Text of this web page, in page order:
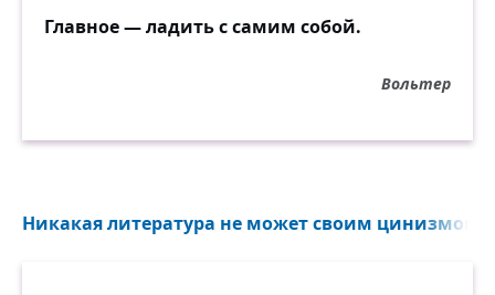
Главное — ладить с самим собой.
Вольтер
Никакая литература не может своим цинизмом